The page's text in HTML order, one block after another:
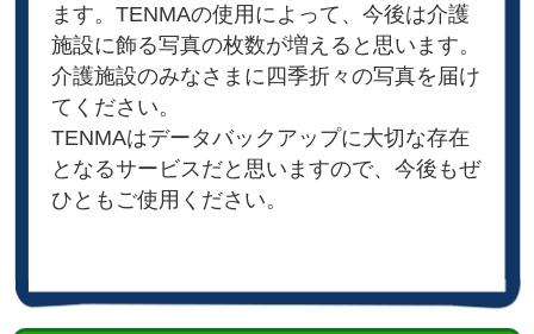
ます。TENMAの使用によって、今後は介護
施設に飾る写真の枚数が増えると思います。
介護施設のみなさまに四季折々の写真を届け
てください。
TENMAはデータバックアップに大切な存在
となるサービスだと思いますので、今後もぜ
ひともご使用ください。